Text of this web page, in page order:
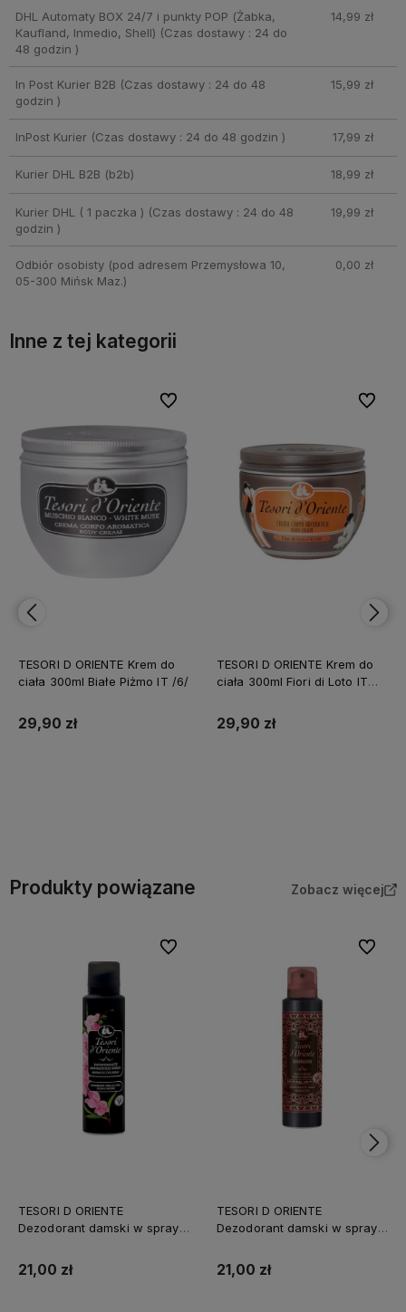
DHL Automaty BOX 24/7 i punkty POP (Żabka,
Kaufland, Inmedio, Shell) (Czas dostawy : 24 do
48 godzin )
14,99 zł
In Post Kurier B2B (Czas dostawy : 24 do 48
godzin )
15,99 zł
InPost Kurier (Czas dostawy : 24 do 48 godzin ) 17,99 zł
Kurier DHL B2B (b2b) 18,99 zł
Kurier DHL ( 1 paczka ) (Czas dostawy : 24 do 48
godzin )
19,99 zł
Odbiór osobisty (pod adresem Przemysłowa 10,
05-300 Mińsk Maz.)
0,00 zł
Inne z tej kategorii
TESORI D ORIENTE Krem do
ciała 300ml Białe Piżmo IT /6/
29,90 zł
Do ulubionych
Do ulubionych
TESORI D ORIENTE Krem do
ciała 300ml Fiori di Loto IT
29,90 zł
Do
Do
Produkty powiązane Zobacz więcej
TESORI D ORIENTE
Dezodorant damski w sprayu
21,00 zł
Do ulubionych
TESORI D ORIENTE
Dezodorant damski w sprayu
21,00 zł
Do